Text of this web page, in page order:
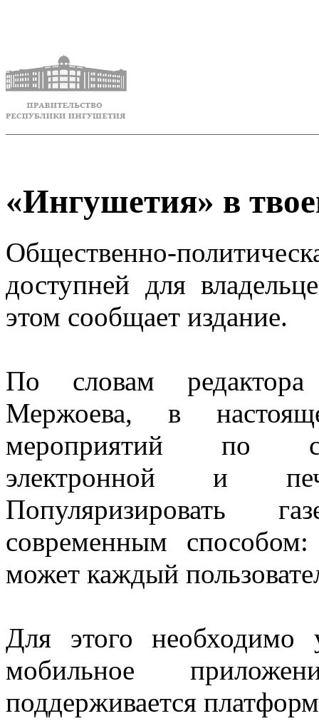
«Ингушетия» в
Общественно-
доступней для
этом сообщает издание.
По словам
Мержоева, в
мероприятий по
электронной и
Популяризировать
современным
может каждый
Для этого необходимо
мобильное
поддерживается